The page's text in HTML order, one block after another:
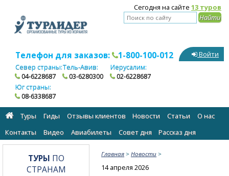
Сегодня на сайте 13 туров
Телефон для заказов: 1-800-100-012
Север страны:
04-6228687
Тель-Авив:
03-6280300
Иерусалим:
02-6228687
Юг страны:
08-6338687
Войти
Туры Гиды Отзывы клиентов Новости Статьи
О нас
Контакты
Видео Авиабилеты Cовет дня Рассказ дня
Главная >Новости >
14 апреля 2026
ТУРЫ ПО
СТРАНАМ